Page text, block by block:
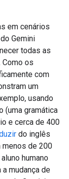
em cenários
Gemini
todas as
os
com
um
usando
(uma gramática
e cerca de 400
do inglês
menos de 200
humano
mudança de